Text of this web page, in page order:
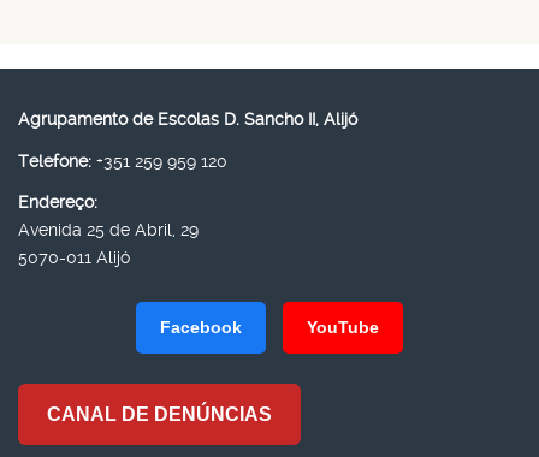
Agrupamento de Escolas D. Sancho II, Alijó
Telefone: +351 259 959 120
Endereço:
Avenida 25 de Abril, 29
5070-011 Alijó
Facebook YouTube
CANAL DE DENÚNCIAS